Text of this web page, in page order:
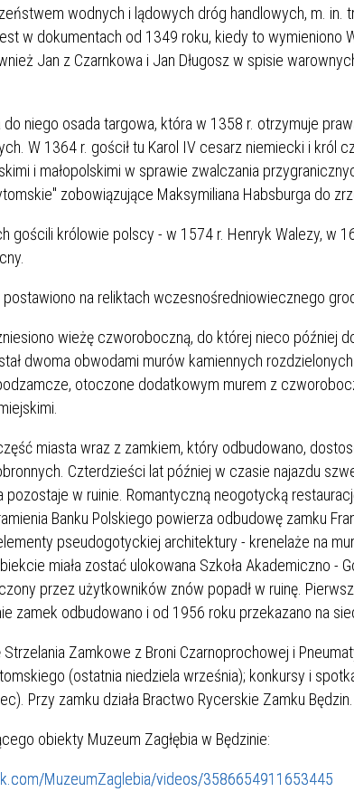
OFERTY PRACY
–
KAMPANIA EDUKACYJNO-
EKOLOGICZNA W RAMACH
LINEARNY
INFORMACJE MOPS BĘDZIN
URZĄD SKARBOWY
AKTYWNEGO
MŁODZIEŻOWA RADA MIASTA
BĘDZINA
MAŁEGO
AKCJA ŻYJ ZDROWO BEZ
ALKOHOLU
TRANSFORMACJI
PRACA W WOJSKU JAKO
WYMAGANIA, ZAROBKI
PRYZMAT
KONKURSU O NAGRODĘ
NADZORU FINANSOWEGO ZA
UCZNIÓW
NAUCZYCIELI
ZAKŁADANIE PLACÓWEK
BĘDZINA
PAŃSTWOWA SZKOŁA
I ST. IM. FRYDERYKA
W
ZAPOMOGOWO-
DLA
„PRZYJAZNA SZKOŁA”
PROGRAM WYRÓWNYWANIA
SZANS EDUKACYJNYCH
W LATACH 2025-2027
wodnych i lądowych dróg handlowych, m. in.
w dokumentach od 1349 roku, kiedy to wymieniono
Jan z Czarnkowa i Jan Długosz w spisie
niego osada targowa, która w 1358 r. otrzymuje
W 1364 r. gościł tu Karol IV cesarz niemiecki i król
i małopolskimi w sprawie zwalczania
zobowiązujące Maksymiliana Habsburga do
gościli królowie polscy - w 1574 r. Henryk Walezy, w
na reliktach wczesnośredniowiecznego
wieżę czworoboczną, do której nieco później
dwoma obwodami murów kamiennych
otoczone dodatkowym murem z
miasta wraz z zamkiem, który odbudowano,
Czterdzieści lat później w czasie najazdu
pozostaje w ruinie. Romantyczną neogotycką
Banku Polskiego powierza odbudowę zamku
pseudogotyckiej architektury - krenelaże na
miała zostać ulokowana Szkoła Akademiczno -
przez użytkowników znów popadł w ruinę.
zamek odbudowano i od 1956 roku przekazano na
Zamkowe z Broni Czarnoprochowej i
(ostatnia niedziela września); konkursy i
Przy zamku działa Bractwo Rycerskie Zamku Będzin.
obiekty Muzeum Zagłębia w Będzinie:
MuzeumZaglebia/videos/3586654911653445